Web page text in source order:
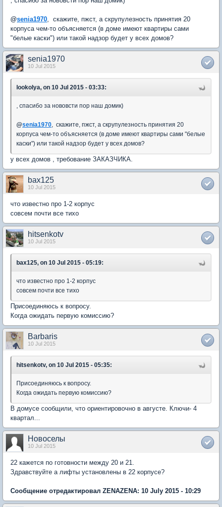
@senia1970, скажите, пжст, а скрупулезность принятия 20
корпуса чем-то объясняется (в доме имеют квартиры сами
"белые каски") или такой надзор будет у всех домов?
senia1970
10 Jul 2015
lookolya, on 10 Jul 2015 - 03:33:
, спасибо за нововсти пор наш домик)
@senia1970, скажите, пжст, а скрупулезность принятия 20
корпуса чем-то объясняется (в доме имеют квартиры сами "белые
каски") или такой надзор будет у всех домов?
у всех домов , требование ЗАКАЗЧИКА.
bax125
10 Jul 2015
что известно про 1-2 корпус
совсем почти все тихо
hitsenkotv
10 Jul 2015
bax125, on 10 Jul 2015 - 05:19:
что известно про 1-2 корпус
совсем почти все тихо
Присоединяюсь к вопросу.
Когда ожидать первую комиссию?
Barbaris
10 Jul 2015
hitsenkotv, on 10 Jul 2015 - 05:35:
Присоединяюсь к вопросу.
Когда ожидать первую комиссию?
В домусе сообщили, что ориентировочно в августе. Ключи- 4
квартал...
Новоселы
10 Jul 2015
22 кажется по готовности между 20 и 21.
Здравствуйте а лифты установлены в 22 корпусе?
Сообщение отредактировал ZENAZENA: 10 July 2015 - 10:29